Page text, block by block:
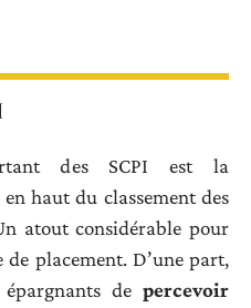
des SCPI est la
en haut du classement des
atout considérable pour
de placement. D’une part,
de percevoir